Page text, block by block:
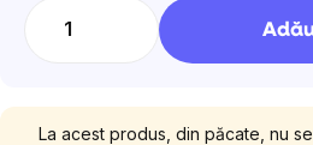
preţ:
La acest produs, din păcate, nu